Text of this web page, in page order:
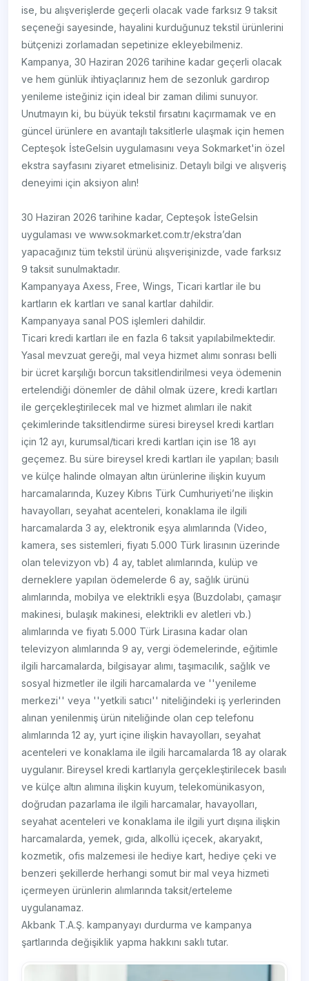
ise, bu alışverişlerde geçerli olacak vade farksız 9 taksit
seçeneği sayesinde, hayalini kurduğunuz tekstil ürünlerini
bütçenizi zorlamadan sepetinize ekleyebilmeniz.
Kampanya, 30 Haziran 2026 tarihine kadar geçerli olacak
ve hem günlük ihtiyaçlarınız hem de sezonluk gardırop
yenileme isteğiniz için ideal bir zaman dilimi sunuyor.
Unutmayın ki, bu büyük tekstil fırsatını kaçırmamak ve en
güncel ürünlere en avantajlı taksitlerle ulaşmak için hemen
Cepteşok İsteGelsin uygulamasını veya Sokmarket'in özel
ekstra sayfasını ziyaret etmelisiniz. Detaylı bilgi ve alışveriş
deneyimi için aksiyon alın!
30 Haziran 2026 tarihine kadar, Cepteşok İsteGelsin
uygulaması ve www.sokmarket.com.tr/ekstra’dan
yapacağınız tüm tekstil ürünü alışverişinizde, vade farksız
9 taksit sunulmaktadır.
Kampanyaya Axess, Free, Wings, Ticari kartlar ile bu
kartların ek kartları ve sanal kartlar dahildir.
Kampanyaya sanal POS işlemleri dahildir.
Ticari kredi kartları ile en fazla 6 taksit yapılabilmektedir.
Yasal mevzuat gereği, mal veya hizmet alımı sonrası belli
bir ücret karşılığı borcun taksitlendirilmesi veya ödemenin
ertelendiği dönemler de dâhil olmak üzere, kredi kartları
ile gerçekleştirilecek mal ve hizmet alımları ile nakit
çekimlerinde taksitlendirme süresi bireysel kredi kartları
için 12 ayı, kurumsal/ticari kredi kartları için ise 18 ayı
geçemez. Bu süre bireysel kredi kartları ile yapılan; basılı
ve külçe halinde olmayan altın ürünlerine ilişkin kuyum
harcamalarında, Kuzey Kıbrıs Türk Cumhuriyeti’ne ilişkin
havayolları, seyahat acenteleri, konaklama ile ilgili
harcamalarda 3 ay, elektronik eşya alımlarında (Video,
kamera, ses sistemleri, fiyatı 5.000 Türk lirasının üzerinde
olan televizyon vb) 4 ay, tablet alımlarında, kulüp ve
derneklere yapılan ödemelerde 6 ay, sağlık ürünü
alımlarında, mobilya ve elektrikli eşya (Buzdolabı, çamaşır
makinesi, bulaşık makinesi, elektrikli ev aletleri vb.)
alımlarında ve fiyatı 5.000 Türk Lirasına kadar olan
televizyon alımlarında 9 ay, vergi ödemelerinde, eğitimle
ilgili harcamalarda, bilgisayar alımı, taşımacılık, sağlık ve
sosyal hizmetler ile ilgili harcamalarda ve ''yenileme
merkezi'' veya ''yetkili satıcı'' niteliğindeki iş yerlerinden
alınan yenilenmiş ürün niteliğinde olan cep telefonu
alımlarında 12 ay, yurt içine ilişkin havayolları, seyahat
acenteleri ve konaklama ile ilgili harcamalarda 18 ay olarak
uygulanır. Bireysel kredi kartlarıyla gerçekleştirilecek basılı
ve külçe altın alımına ilişkin kuyum, telekomünikasyon,
doğrudan pazarlama ile ilgili harcamalar, havayolları,
seyahat acenteleri ve konaklama ile ilgili yurt dışına ilişkin
harcamalarda, yemek, gıda, alkollü içecek, akaryakıt,
kozmetik, ofis malzemesi ile hediye kart, hediye çeki ve
benzeri şekillerde herhangi somut bir mal veya hizmeti
içermeyen ürünlerin alımlarında taksit/erteleme
uygulanamaz.
Akbank T.A.Ş. kampanyayı durdurma ve kampanya
şartlarında değişiklik yapma hakkını saklı tutar.